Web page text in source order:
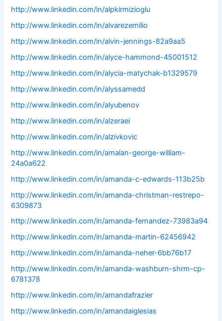
http://www.linkedin.com/in/alpkirmizioglu
http://www.linkedin.com/in/alvarezemilio
http://www.linkedin.com/in/alvin-jennings-82a9aa5
http://www.linkedin.com/in/alyce-hammond-45001512
http://www.linkedin.com/in/alycia-matychak-b1329579
http://www.linkedin.com/in/alyssamedd
http://www.linkedin.com/in/alyubenov
http://www.linkedin.com/in/alzeraei
http://www.linkedin.com/in/alzivkovic
http://www.linkedin.com/in/amalan-george-william-
24a0a622
http://www.linkedin.com/in/amanda-c-edwards-113b25b
http://www.linkedin.com/in/amanda-christman-restrepo-
6309873
http://www.linkedin.com/in/amanda-fernandez-73983a94
http://www.linkedin.com/in/amanda-martin-62456942
http://www.linkedin.com/in/amanda-neher-6bb76b17
http://www.linkedin.com/in/amanda-washburn-shrm-cp-
6781378
http://www.linkedin.com/in/amandafrazier
http://www.linkedin.com/in/amandaiglesias